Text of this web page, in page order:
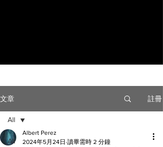
文章 註冊
All
All
Albert Perez
2024年5月24日 讀畢需時 2 分鐘